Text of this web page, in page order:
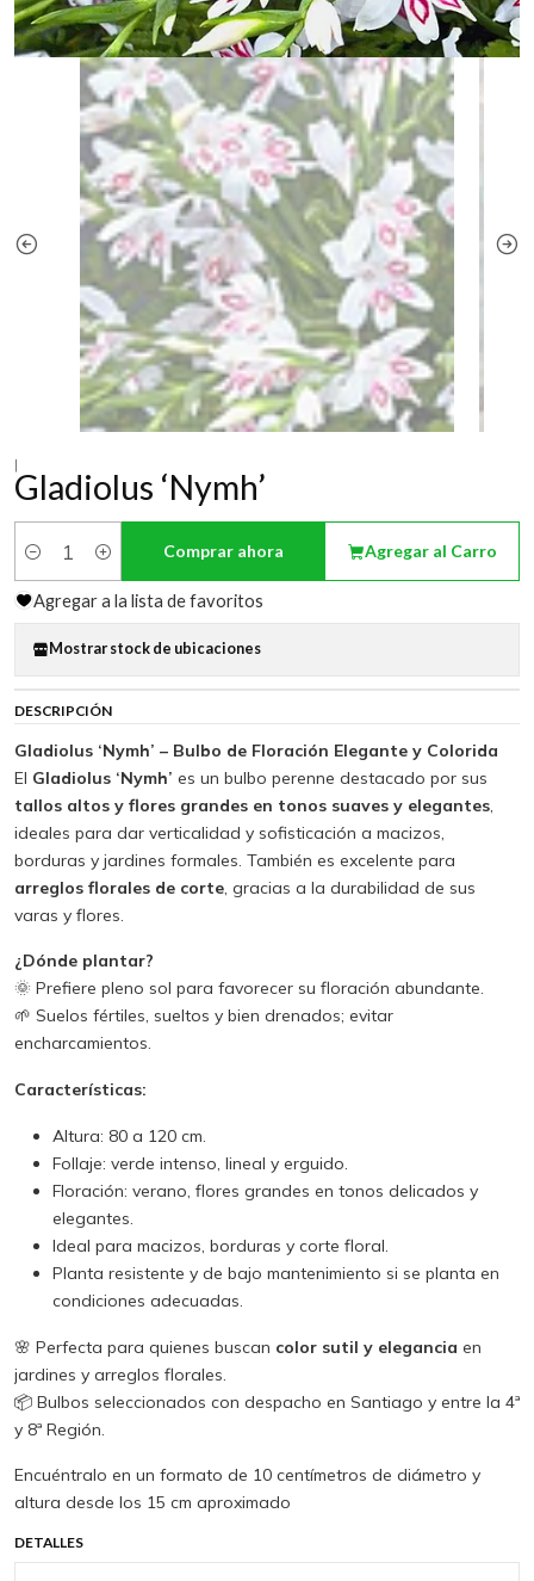
|
Gladiolus ‘Nymh’
Cantidad
Agregar al Carro
Comprar ahora
Agregar a la lista de favoritos
Mostrar stock de ubicaciones
DESCRIPCIÓN
Gladiolus ‘Nymh’ – Bulbo de Floración Elegante y Colorida
El Gladiolus ‘Nymh’ es un bulbo perenne destacado por sus
tallos altos y flores grandes en tonos suaves y elegantes,
ideales para dar verticalidad y sofisticación a macizos,
borduras y jardines formales. También es excelente para
arreglos florales de corte, gracias a la durabilidad de sus
varas y flores.
¿Dónde plantar?
🌞 Prefiere pleno sol para favorecer su floración abundante.
🌱 Suelos fértiles, sueltos y bien drenados; evitar
encharcamientos.
Características:
Altura: 80 a 120 cm.
Follaje: verde intenso, lineal y erguido.
Floración: verano, flores grandes en tonos delicados y
elegantes.
Ideal para macizos, borduras y corte floral.
Planta resistente y de bajo mantenimiento si se planta en
condiciones adecuadas.
🌸 Perfecta para quienes buscan color sutil y elegancia en
jardines y arreglos florales.
📦 Bulbos seleccionados con despacho en Santiago y entre la 4ª
y 8ª Región.
Encuéntralo en un formato de 10 centímetros de diámetro y
altura desde los 15 cm aproximado
DETALLES